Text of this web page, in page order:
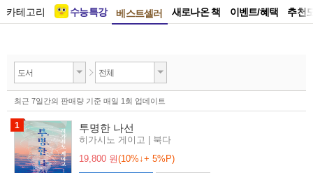
카테고리 수능특강 베스트셀러 새로나온 책 이벤트/혜택 추천
도서 전체
최근 7일간의 판매량 기준 매일 1회 업데이트
1 투명한 나선
히가시노 게이고 | 북다
19,800 원(10%↓+ 5%P)